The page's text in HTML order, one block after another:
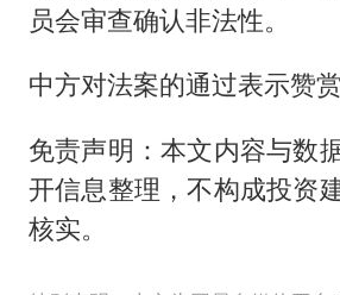
员会审查确认非法性。
中方对法案的通过表示赞赏
免责声明：本文内容与数
开信息整理，不构成投资
核实。